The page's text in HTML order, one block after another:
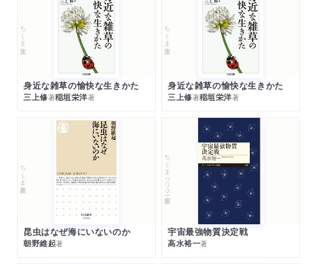
ちくま文庫
身近な雑草の愉快な生きかた
三上修著稲垣栄洋著
ちくま文庫
身近な雑草の愉快な生きかた
三上修著稲垣栄洋著
ちくま新書
昆虫はなぜ海にいないのか
朝野維起著
ちくまプリマー新書
宇宙最強物質決定戦
高水裕一著